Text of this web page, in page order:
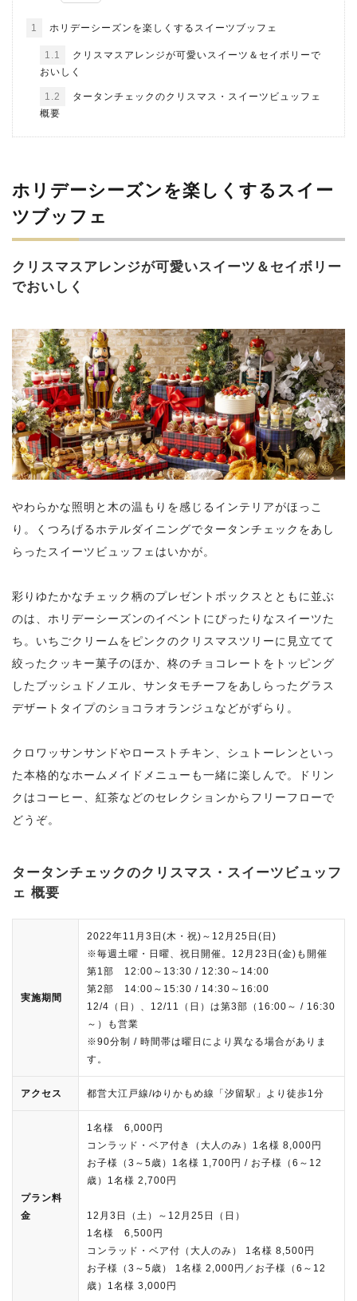
1 ホリデーシーズンを楽しくするスイーツブッフェ
1.1
クリスマスアレンジが可愛いスイーツ＆セイボリーで
おいしく
1.2
タータンチェックのクリスマス・スイーツビュッフェ
概要
ホリデーシーズンを楽しくするスイー
ツブッフェ
クリスマスアレンジが可愛いスイーツ＆セイボリー
でおいしく
やわらかな照明と木の温もりを感じるインテリアがほっこ
り。くつろげるホテルダイニングでタータンチェックをあし
らったスイーツビュッフェはいかが。
彩りゆたかなチェック柄のプレゼントボックスとともに並ぶ
のは、ホリデーシーズンのイベントにぴったりなスイーツた
ち。いちごクリームをピンクのクリスマスツリーに見立てて
絞ったクッキー菓子のほか、柊のチョコレートをトッピング
したブッシュドノエル、サンタモチーフをあしらったグラス
デザートタイプのショコラオランジュなどがずらり。
クロワッサンサンドやローストチキン、シュトーレンといっ
た本格的なホームメイドメニューも一緒に楽しんで。ドリン
クはコーヒー、紅茶などのセレクションからフリーフローで
どうぞ。
タータンチェックのクリスマス・スイーツビュッフ
ェ 概要
実施期間
2022年11月3日(木・祝)～12月25日(日)
※毎週土曜・日曜、祝日開催。12月23日(金)も開催
第1部 12:00～13:30 / 12:30～14:00
第2部 14:00～15:30 / 14:30～16:00
12/4（日）、12/11（日）は第3部（16:00～ / 16:30
～）も営業
※90分制 / 時間帯は曜日により異なる場合がありま
す。
アクセス 都営大江戸線/ゆりかもめ線「汐留駅」より徒歩1分
プラン料
金
1名様 6,000円
コンラッド・ベア付き（大人のみ）1名様 8,000円
お子様（3～5歳）1名様 1,700円 / お子様（6～12
歳）1名様 2,700円
12月3日（土）～12月25日（日）
1名様 6,500円
コンラッド・ベア付（大人のみ） 1名様 8,500円
お子様（3～5歳） 1名様 2,000円／お子様（6～12
歳）1名様 3,000円